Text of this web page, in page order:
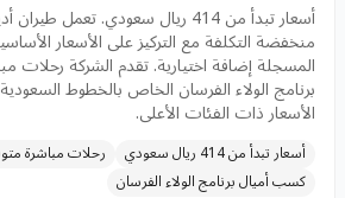
أسعار تبدأ من 414 ريال سعودي. تعمل
منخفضة التكلفة مع التركيز على الأسعار
المسجلة إضافة اختيارية. تقدم الشركة
برنامج الولاء الفرسان الخاص بالخطوط
الأسعار ذات الفئات الأعلى.
أسعار تبدأ من 414 ريال سعودي
رحلات مباشرة
كسب أميال برنامج الولاء الفرسان